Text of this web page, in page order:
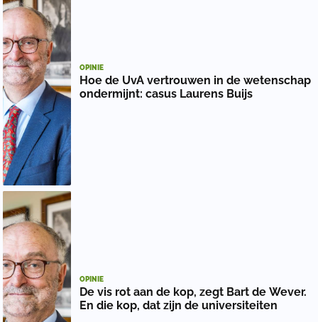
OPINIE
Hoe de UvA vertrouwen in de wetenschap
ondermijnt: casus Laurens Buijs
OPINIE
De vis rot aan de kop, zegt Bart de Wever.
En die kop, dat zijn de universiteiten